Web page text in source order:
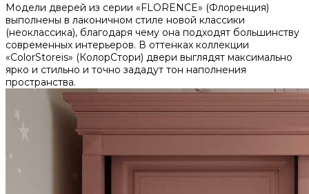
Модели дверей из серии «FLORENCE» (Флоренция)
выполнены в лаконичном стиле новой классики
(неоклассика), благодаря чему она подходят большинству
современных интерьеров. В оттенках коллекции
«ColorStoreis» (КолорСтори) двери выглядят максимально
ярко и стильно и точно зададут тон наполнения
пространства.